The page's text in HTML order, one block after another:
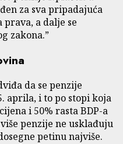
za sva pripadajuća
a dalje se
zakona.”
da se penzije
aprila, i to po stopi koja
i 50% rasta BDP-a
penzije ne usklađuju
petinu najviše.